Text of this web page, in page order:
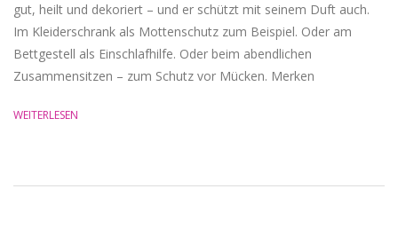
gut, heilt und dekoriert – und er schützt mit seinem Duft auch.
Im Kleiderschrank als Mottenschutz zum Beispiel. Oder am
Bettgestell als Einschlafhilfe. Oder beim abendlichen
Zusammensitzen – zum Schutz vor Mücken. Merken
WEITERLESEN